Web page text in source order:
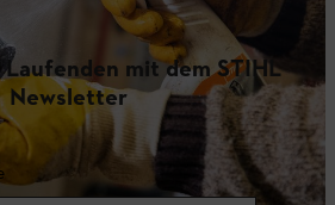
mit dem STIHL
Newsletter